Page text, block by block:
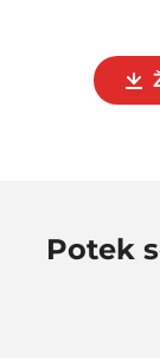
Potek